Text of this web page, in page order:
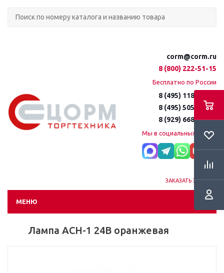
corm@corm.ru
8 (800) 222-51-15
Бесплатно по России
8 (495) 118-61-16
8 (495) 505-51-15
8 (929) 668-95-35
Мы в социальных сетях:
ЗАКАЗАТЬ ЗВОНОК
МЕНЮ
Лампа АСН-1 24В оранжевая